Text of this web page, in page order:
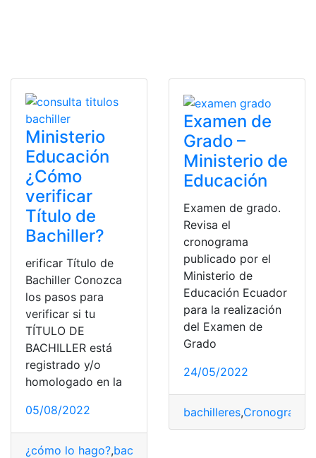
Ministerio
Educación
¿Cómo
verificar
Título de
Bachiller?
erificar Título de
Bachiller Conozca
los pasos para
verificar si tu
TÍTULO DE
BACHILLER está
registrado y/o
homologado en la
05/08/2022
¿cómo lo hago?,bachilleres
Examen de
Grado –
Ministerio de
Educación
Examen de grado.
Revisa el
cronograma
publicado por el
Ministerio de
Educación Ecuador
para la realización
del Examen de
Grado
24/05/2022
bachilleres,Cronograma